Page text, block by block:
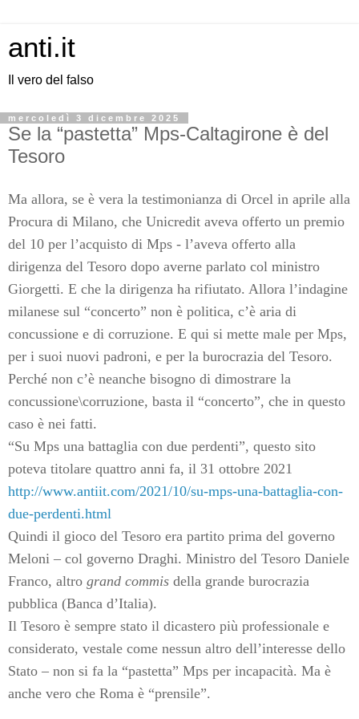
anti.it
Il vero del falso
mercoledì 3 dicembre 2025
Se la “pastetta” Mps-Caltagirone è del
Tesoro
Ma allora, se è vera la testimonianza di Orcel in aprile alla
Procura di Milano, che Unicredit aveva offerto un premio
del 10 per l’acquisto di Mps - l’aveva offerto alla
dirigenza del Tesoro dopo averne parlato col ministro
Giorgetti. E che la dirigenza ha rifiutato. Allora l’indagine
milanese sul “concerto” non è politica, c’è aria di
concussione e di corruzione. E qui si mette male per Mps,
per i suoi nuovi padroni, e per la burocrazia del Tesoro.
Perché non c’è neanche bisogno di dimostrare la
concussione\corruzione, basta il “concerto”, che in questo
caso è nei fatti.
“Su Mps una battaglia con due perdenti”, questo sito
poteva titolare quattro anni fa, il 31 ottobre 2021
http://www.antiit.com/2021/10/su-mps-una-battaglia-con-
due-perdenti.html
Quindi il gioco del Tesoro era partito prima del governo
Meloni – col governo Draghi. Ministro del Tesoro Daniele
Franco, altro grand commis della grande burocrazia
pubblica (Banca d’Italia).
Il Tesoro è sempre stato il dicastero più professionale e
considerato, vestale come nessun altro dell’interesse dello
Stato – non si fa la “pastetta” Mps per incapacità. Ma è
anche vero che Roma è “prensile”.